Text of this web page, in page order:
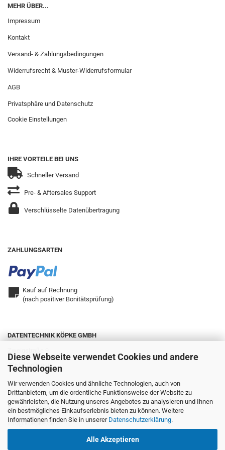
Diese Webseite verwendet Cookies und andere
Technologien
Wir verwenden Cookies und ähnliche Technologien, auch von
Drittanbietern, um die ordentliche Funktionsweise der Website zu
gewährleisten, die Nutzung unseres Angebotes zu analysieren und Ihnen
ein bestmögliches Einkaufserlebnis bieten zu können. Weitere
Informationen finden Sie in unserer Datenschutzerklärung.
Alle Akzeptieren
MEHR ÜBER...
Impressum
Kontakt
Versand- & Zahlungsbedingungen
Widerrufsrecht & Muster-Widerrufsformular
AGB
Privatsphäre und Datenschutz
Cookie Einstellungen
IHRE VORTEILE BEI UNS
Schneller Versand
Pre- & Aftersales Support
Verschlüsselte Datenübertragung
ZAHLUNGSARTEN
Kauf auf Rechnung
(nach positiver Bonitätsprüfung)
DATENTECHNIK KÖPKE GMBH
42657 Solingen
Telefon: 0212.22321-0
Fax: 0212.22321-25
info@koepke.de